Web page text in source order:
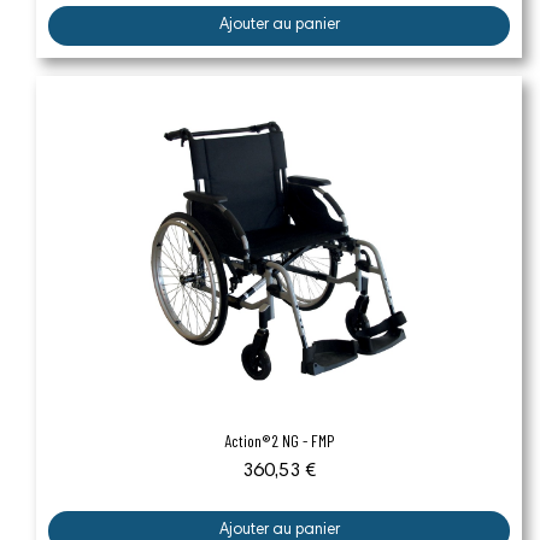
Ajouter au panier
Aperçu rapide
Action®2 NG - FMP
360,53 €
Ajouter au panier